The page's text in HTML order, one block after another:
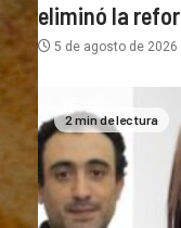
eliminó la
5 de agosto de 2026
2 min de lectura